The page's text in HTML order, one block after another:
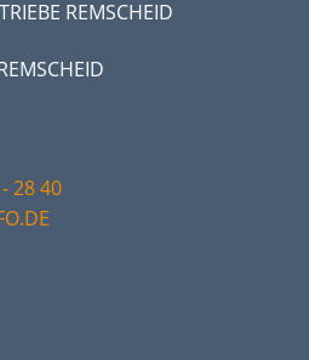
REMSCHEID
28 40